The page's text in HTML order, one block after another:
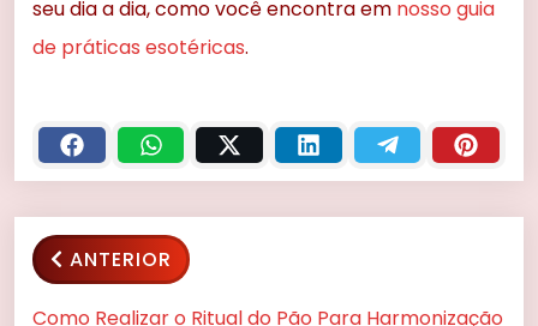
seu dia a dia, como você encontra em nosso guia
de práticas esotéricas.
ANTERIOR
Como Realizar o Ritual do Pão Para Harmonização